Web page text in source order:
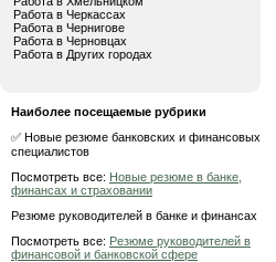
Работа в Черкассах
Работа в Чернигове
Работа в Черновцах
Работа в Других городах
Наиболее посещаемые рубрики
✅ Новые резюме банковских и финансовых
специалистов
Посмотреть все: Новые резюме в банке,
финансах и страховании
Резюме руководителей в банке и финансах
Посмотреть все: Резюме руководителей в
финансовой и банковской сфере